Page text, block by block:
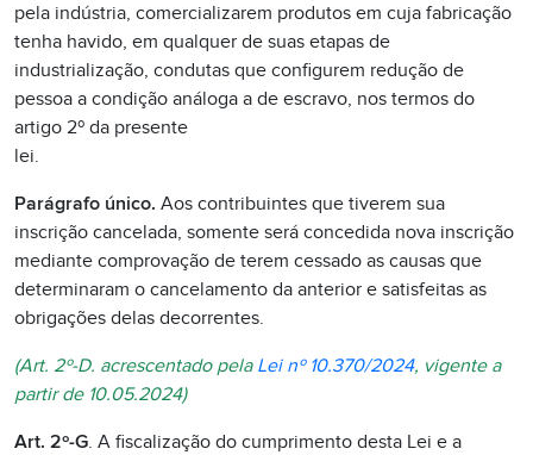
pela indústria, comercializarem produtos em cuja fabricação
tenha havido, em qualquer de suas etapas de
industrialização, condutas que configurem redução de
pessoa a condição análoga a de escravo, nos termos do
artigo 2º da presente
lei.
Parágrafo único. Aos contribuintes que tiverem sua
inscrição cancelada, somente será concedida nova inscrição
mediante comprovação de terem cessado as causas que
determinaram o cancelamento da anterior e satisfeitas as
obrigações delas decorrentes.
(Art. 2º-D. acrescentado pela Lei nº 10.370/2024, vigente a
partir de 10.05.2024)
Art. 2º-G. A fiscalização do cumprimento desta Lei e a